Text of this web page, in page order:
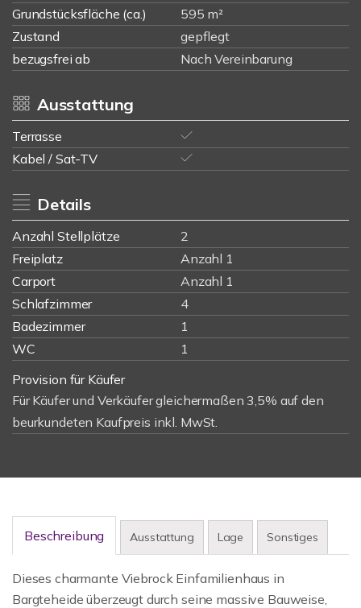
Grundstücksfläche (ca.)
595 m²
Zustand
gepflegt
bezugsfrei ab
Nach Vereinbarung
Ausstattung
Terrasse
Kabel / Sat-TV
Details
Anzahl Stellplätze
2
Freiplatz
Anzahl 1
Carport
Anzahl 1
Schlafzimmer
4
Badezimmer
1
WC
1
Provision für Käufer
Für Käufer und Verkäufer gleichermaßen 3,5% auf den
beurkundeten Kaufpreis inkl. MwSt.
Beschreibung Ausstattung Lage Sonstiges
Dieses charmante Viebrock Einfamilienhaus in
Bargteheide überzeugt durch seine massive Bauweise,